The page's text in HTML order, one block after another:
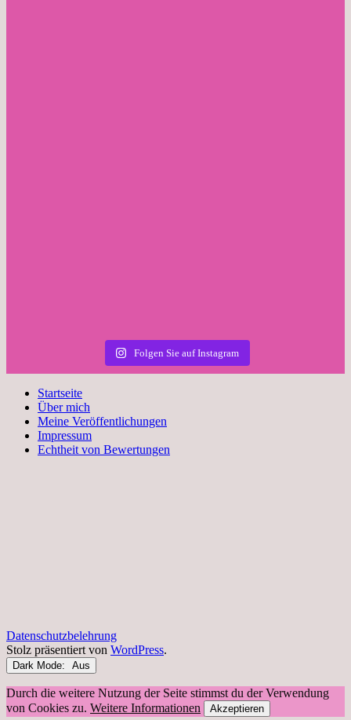
Folgen Sie auf Instagram
Startseite
Über mich
Meine Veröffentlichungen
Impressum
Echtheit von Bewertungen
Datenschutzbelehrung
Stolz präsentiert von WordPress.
Dark Mode:
Durch die weitere Nutzung der Seite stimmst du der Verwendung
von Cookies zu. Weitere Informationen Akzeptieren